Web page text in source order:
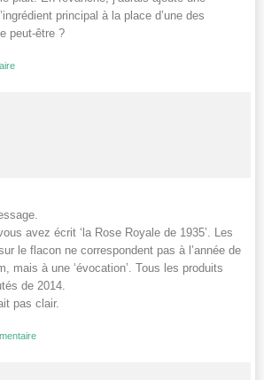
principal à la place d’une des
peut-être ?
avez écrit ‘la Rose Royale de 1935’. Les
le flacon ne correspondent pas à l’année de
mais à une ‘évocation’. Tous les produits
de 2014.
pas clair.